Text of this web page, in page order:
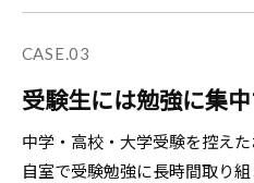
CASE.03
受験生には勉強に集
中学・高校・大学受験を控えた
自室で受験勉強に長時間取り